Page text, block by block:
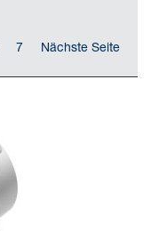
7 Nächste Seite